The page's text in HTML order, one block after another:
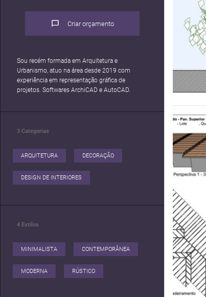
Criar orçamento
Sou recém formada em Arquitetura e
Urbanismo, atuo na área desde 2019 com
experiência em representação gráfica de
projetos. Softwares ArchiCAD e AutoCAD.
3 Categorias
ARQUITETURA DECORAÇÃO
DESIGN DE INTERIORES
4 Estilos
MINIMALISTA CONTEMPORÂNEA
MODERNA RÚSTICO